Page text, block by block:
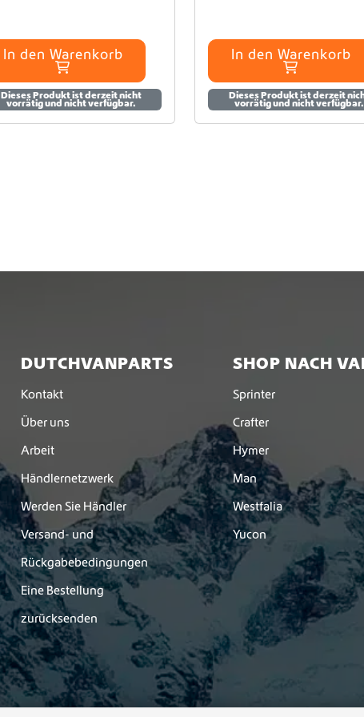
In den Warenkorb
Dieses Produkt ist derzeit nicht
vorrätig und nicht verfügbar.
In den Warenkorb
Dieses Produkt ist derzeit
vorrätig und nicht verfügbar.
DUTCHVANPARTS
Kontakt
Über uns
Arbeit
Händlernetzwerk
Werden Sie Händler
Versand- und
Rückgabebedingungen
Eine Bestellung
zurücksenden
SHOP NACH
Sprinter
Crafter
Hymer
Man
Westfalia
Yucon